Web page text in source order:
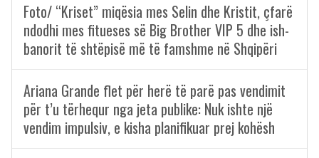
Foto/ “Kriset” miqësia mes Selin dhe Kristit, çfarë
ndodhi mes fitueses së Big Brother VIP 5 dhe ish-
banorit të shtëpisë më të famshme në Shqipëri
Ariana Grande flet për herë të parë pas vendimit
për t’u tërhequr nga jeta publike: Nuk ishte një
vendim impulsiv, e kisha planifikuar prej kohësh